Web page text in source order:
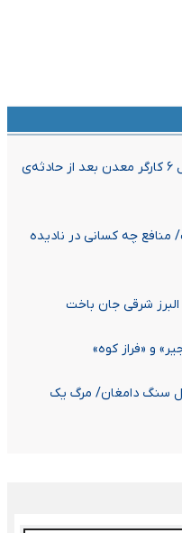
خشم معدن تمام نشد! / مرگ حداقل ۶ کارگر معدن بعد از حادثه‌ی
چه کسانی در نادیده
شرقی جان باخت
و «فراز کوه»
سنگ دامغان/ مرگ یک